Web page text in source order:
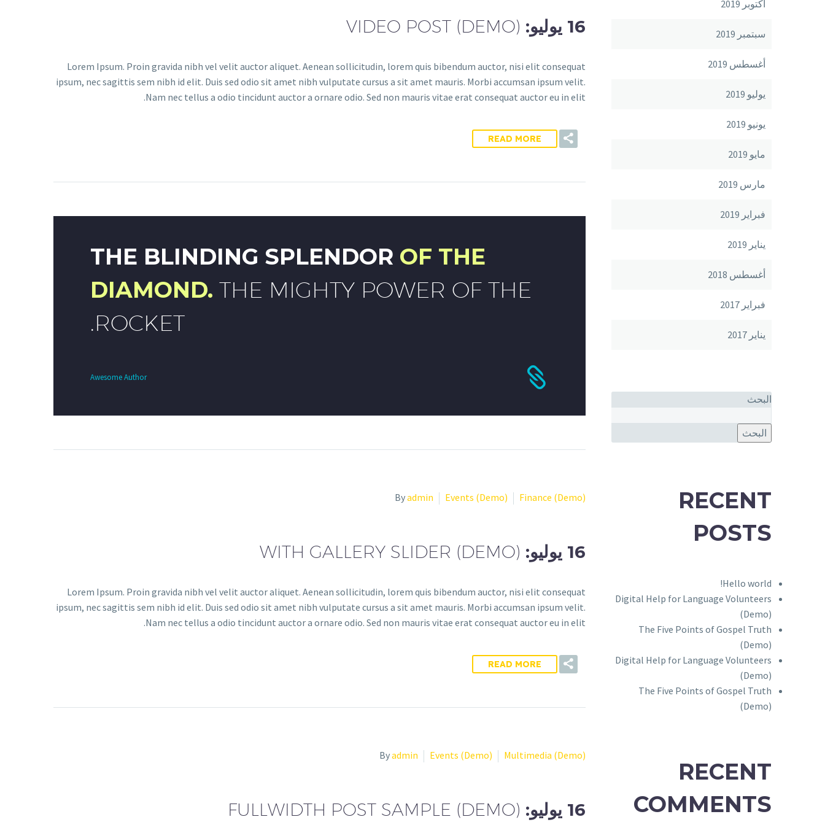
16 يوليو: VIDEO POST (DEMO)
Lorem Ipsum. Proin gravida nibh vel velit auctor aliquet. Aenean sollicitudin, lorem quis bibendum auctor, nisi elit consequat
ipsum, nec sagittis sem nibh id elit. Duis sed odio sit amet nibh vulputate cursus a sit amet mauris. Morbi accumsan ipsum velit.
Nam nec tellus a odio tincidunt auctor a ornare odio. Sed non mauris vitae erat consequat auctor eu in elit.
READ MORE
THE BLINDING SPLENDOR OF THE
DIAMOND. THE MIGHTY POWER OF THE
ROCKET.
Awesome Author
Byadmin Events (Demo) Finance (Demo)
16 يوليو: WITH GALLERY SLIDER (DEMO)
Lorem Ipsum. Proin gravida nibh vel velit auctor aliquet. Aenean sollicitudin, lorem quis bibendum auctor, nisi elit consequat
ipsum, nec sagittis sem nibh id elit. Duis sed odio sit amet nibh vulputate cursus a sit amet mauris. Morbi accumsan ipsum velit.
Nam nec tellus a odio tincidunt auctor a ornare odio. Sed non mauris vitae erat consequat auctor eu in elit.
READ MORE
Byadmin Events (Demo) Multimedia (Demo)
16 يوليو: FULLWIDTH POST SAMPLE (DEMO)
أكتوبر 2019
سبتمبر 2019
أغسطس 2019
يوليو 2019
يونيو 2019
مايو 2019
مارس 2019
فبراير 2019
يناير 2019
أغسطس 2018
فبراير 2017
يناير 2017
البحث
البحث
RECENT
POSTS
Hello world!
Digital Help for Language Volunteers
(Demo)
The Five Points of Gospel Truth
(Demo)
Digital Help for Language Volunteers
(Demo)
The Five Points of Gospel Truth
(Demo)
RECENT
COMMENTS